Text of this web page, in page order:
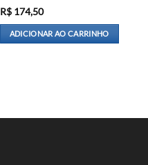
R$174,50
ADICIONAR AO CARRINHO